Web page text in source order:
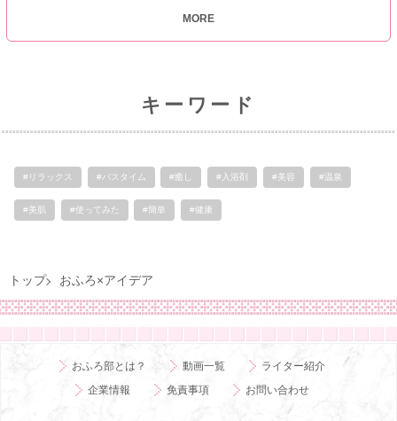
MORE
キーワード
#リラックス #バスタイム #癒し #入浴剤 #美容 #温泉
#美肌 #使ってみた #簡単 #健康
トップ おふろ×アイデア
おふろ部とは？ 動画一覧
ライター紹介
企業情報
免責事項 お問い合わせ